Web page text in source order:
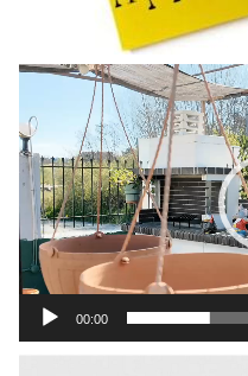
Πρόγραμμα
Αναπαραγωγής
Βίντεο
00:00